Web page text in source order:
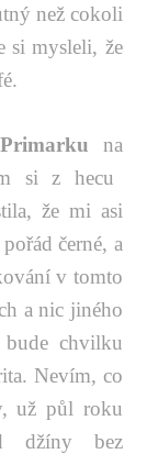
než cokoli
si mysleli, že
Primarku na
si z hecu
že mi asi
černé, a
v tomto
a nic jiného
bude chvilku
Nevím, co
už půl roku
džíny bez